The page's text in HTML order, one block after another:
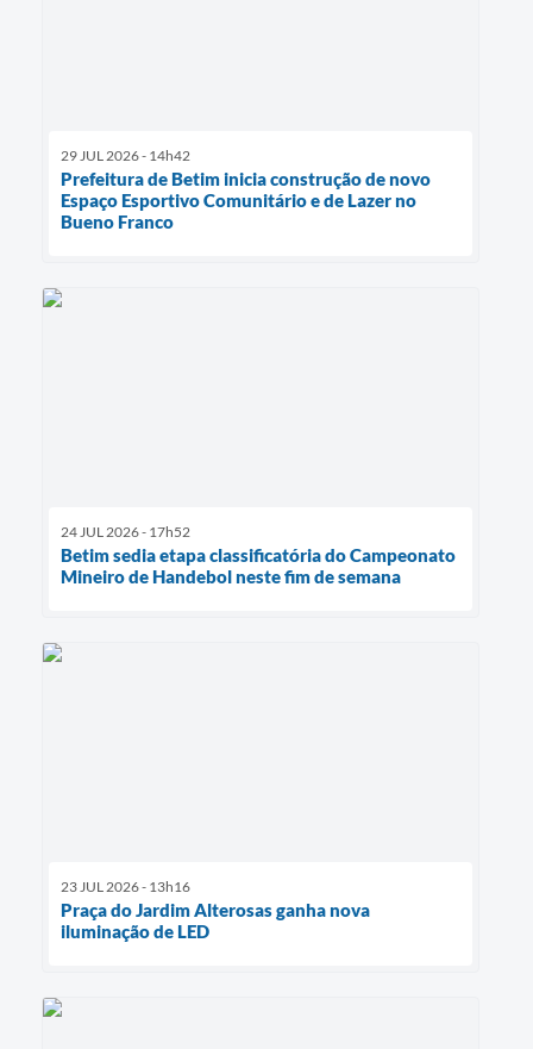
29 JUL 2026 - 14h42
Prefeitura de Betim inicia construção de novo
Espaço Esportivo Comunitário e de Lazer no
Bueno Franco
24 JUL 2026 - 17h52
Betim sedia etapa classificatória do Campeonato
Mineiro de Handebol neste fim de semana
23 JUL 2026 - 13h16
Praça do Jardim Alterosas ganha nova
iluminação de LED